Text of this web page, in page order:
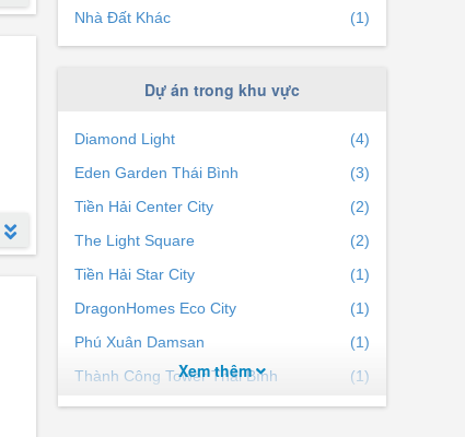
Nhà Đất Khác
(1)
Dự án trong khu vực
Diamond Light
(4)
Eden Garden Thái Bình
(3)
Tiền Hải Center City
(2)
The Light Square
(2)
Tiền Hải Star City
(1)
DragonHomes Eco City
(1)
Phú Xuân Damsan
(1)
Thành Công Tower Thái Bình
(1)
Glory Sol
(1)
Xem thêm